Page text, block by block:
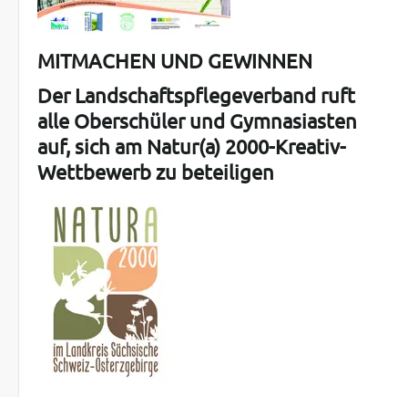
MITMACHEN UND GEWINNEN
Der Landschaftspflegeverband ruft
alle Oberschüler und Gymnasiasten
auf, sich am Natur(a) 2000-Kreativ-
Wettbewerb zu beteiligen